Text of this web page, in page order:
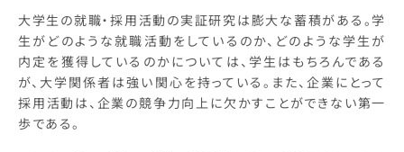
大学生の就職・採用活動の実証研究は膨大な蓄積がある。学
生がどのような就職活動をしているのか、どのような学生が
内定を獲得しているのかについては、学生はもちろんである
が、大学関係者は強い関心を持っている。また、企業にとって
採用活動は、企業の競争力向上に欠かすことができない第一
歩である。